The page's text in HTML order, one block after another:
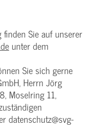
Sie auf unserer
unter dem
Sie sich gerne
Herrn Jörg
Moselring 11,
datenschutz@svg-